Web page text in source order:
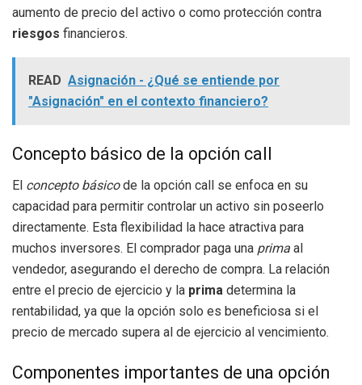
aumento de precio del activo o como protección contra
riesgos financieros.
READ Asignación - ¿Qué se entiende por
"Asignación" en el contexto financiero?
Concepto básico de la opción call
El concepto básicode la opción call se enfoca en su
capacidad para permitir controlar un activo sin poseerlo
directamente. Esta flexibilidad la hace atractiva para
muchos inversores. El comprador paga una prima al
vendedor, asegurando el derecho de compra. La relación
entre el precio de ejercicio y la prima determina la
rentabilidad, ya que la opción solo es beneficiosa si el
precio de mercado supera al de ejercicio al vencimiento.
Componentes importantes de una opción